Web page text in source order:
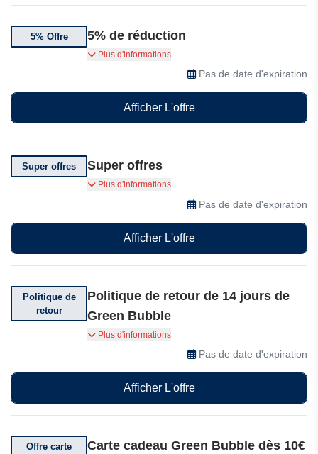
5% Offre 5% de réduction
5% de réduction sur votre première commande
en vous inscrivant à la newsletter
Plus d'informations
Pas de date d'expiration
Afficher L'offre
Super offres Super offres
Super Offres sur la Green Bubble
Plus d'informations
Pas de date d'expiration
Afficher L'offre
Politique de
retour
Politique de retour de 14 jours de
Green Bubble
Vous pouvez retourner votre commande dans
les 14 jours de Green Bubble.
Plus d'informations
Pas de date d'expiration
Afficher L'offre
Offre carte
Carte cadeau Green Bubble dès 10€